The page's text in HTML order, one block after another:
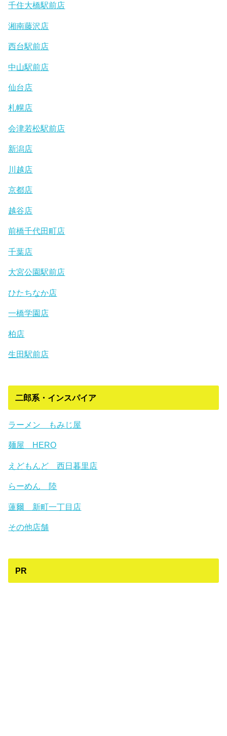
千住大橋駅前店
湘南藤沢店
西台駅前店
中山駅前店
仙台店
札幌店
会津若松駅前店
新潟店
川越店
京都店
越谷店
前橋千代田町店
千葉店
大宮公園駅前店
ひたちなか店
一橋学園店
柏店
生田駅前店
二郎系・インスパイア
ラーメン もみじ屋
麺屋 HERO
えどもんど 西日暮里店
らーめん 陸
蓮爾 新町一丁目店
その他店舗
PR